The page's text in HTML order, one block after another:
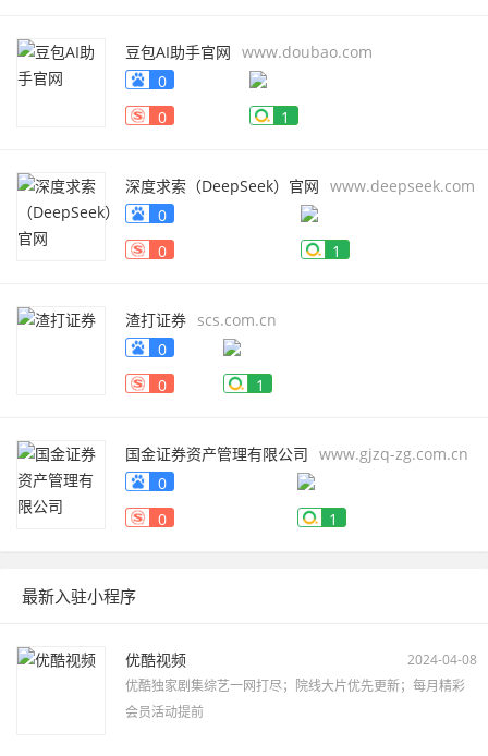
豆包AI助手官网 www.doubao.com
0
0
1
深度求索（DeepSeek）官网 www.deepseek.com
0
0
1
渣打证券 scs.com.cn
0
0
1
国金证券资产管理有限公司 www.gjzq-zg.com.cn
0
0
1
最新入驻小程序
优酷视频
2024-04-08
优酷独家剧集综艺一网打尽；院线大片优先更新；每月精彩
会员活动提前